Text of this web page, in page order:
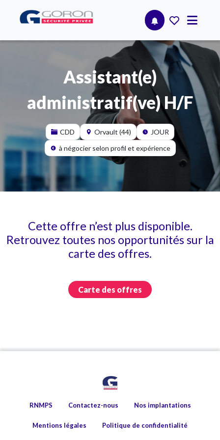
Assistant(e)
administratif(ve) H/F
CDD Orvault (44)
JOUR
à négocier selon profil et expérience
Cette offre n’est plus disponible.
Retrouvez toutes nos opportunités sur la
carte des offres.
Carte des offres
RNMPS Contactez-nous Nos implantations
Mentions légales Politique de confidentialité